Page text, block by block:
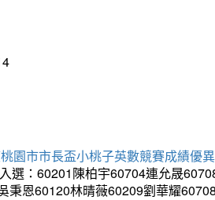
園市市長盃小桃子英數競賽成績優
選：60201陳柏宇60704連允晟
秉恩60120林晴薇60209劉華耀